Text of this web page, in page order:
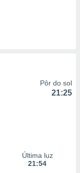
Pôr do sol
21:25
Última luz
21:54